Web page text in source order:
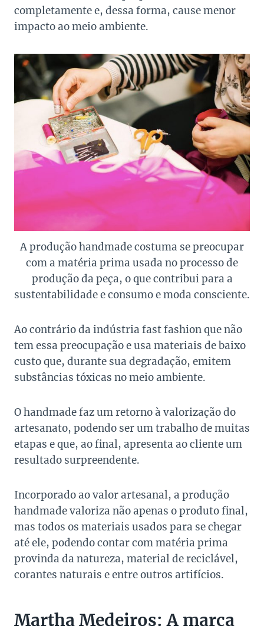
completamente e, dessa forma, cause menor
impacto ao meio ambiente.
A produção handmade costuma se preocupar
com a matéria prima usada no processo de
produção da peça, o que contribui para a
sustentabilidade e consumo e moda consciente.
Ao contrário da indústria fast fashion que não
tem essa preocupação e usa materiais de baixo
custo que, durante sua degradação, emitem
substâncias tóxicas no meio ambiente.
O handmade faz um retorno à valorização do
artesanato, podendo ser um trabalho de muitas
etapas e que, ao final, apresenta ao cliente um
resultado surpreendente.
Incorporado ao valor artesanal, a produção
handmade valoriza não apenas o produto final,
mas todos os materiais usados para se chegar
até ele, podendo contar com matéria prima
provinda da natureza, material de reciclável,
corantes naturais e entre outros artifícios.
Martha Medeiros: A marca